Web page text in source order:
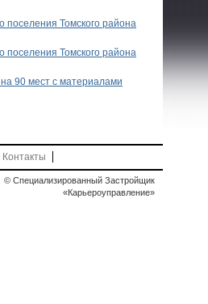
Томского района
Томского района
90 мест с материалами
Контакты
© Специализированный Застройщик
«Карьероуправление»